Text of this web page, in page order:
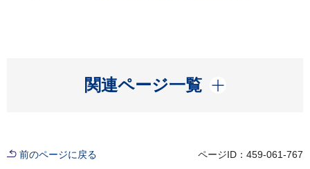
関連ページ一覧
開く
前のページに戻る ページID：459-061-767